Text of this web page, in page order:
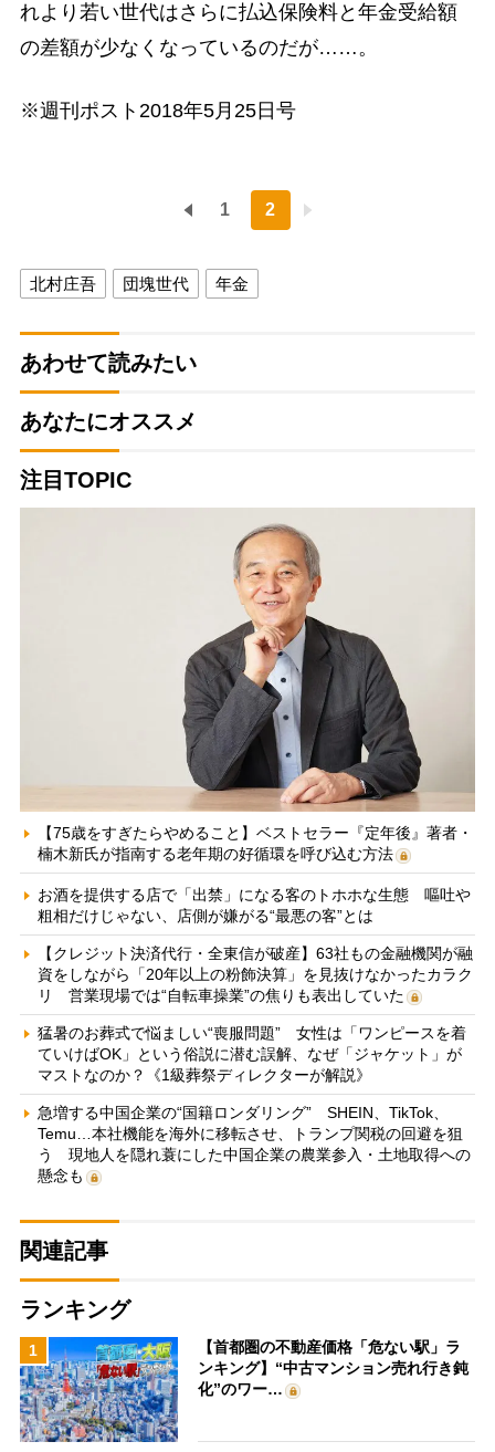
れより若い世代はさらに払込保険料と年金受給額
の差額が少なくなっているのだが……。
※週刊ポスト2018年5月25日号
1 2
北村庄吾 団塊世代 年金
あわせて読みたい
あなたにオススメ
注目TOPIC
【75歳をすぎたらやめること】ベストセラー『定年後』著者・
楠木新氏が指南する老年期の好循環を呼び込む方法
お酒を提供する店で「出禁」になる客のトホホな生態 嘔吐や
粗相だけじゃない、店側が嫌がる“最悪の客”とは
【クレジット決済代行・全東信が破産】63社もの金融機関が融
資をしながら「20年以上の粉飾決算」を見抜けなかったカラク
リ 営業現場では“自転車操業”の焦りも表出していた
猛暑のお葬式で悩ましい“喪服問題” 女性は「ワンピースを着
ていけばOK」という俗説に潜む誤解、なぜ「ジャケット」が
マストなのか？《1級葬祭ディレクターが解説》
急増する中国企業の“国籍ロンダリング” SHEIN、TikTok、
Temu…本社機能を海外に移転させ、トランプ関税の回避を狙
う 現地人を隠れ蓑にした中国企業の農業参入・土地取得への
懸念も
関連記事
ランキング
1
【首都圏の不動産価格「危ない駅」ラ
ンキング】“中古マンション売れ行き鈍
化”のワー…